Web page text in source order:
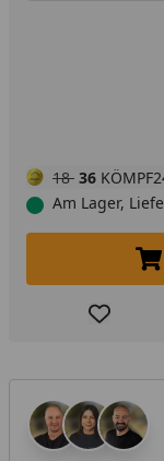
18 36
Am Lager,